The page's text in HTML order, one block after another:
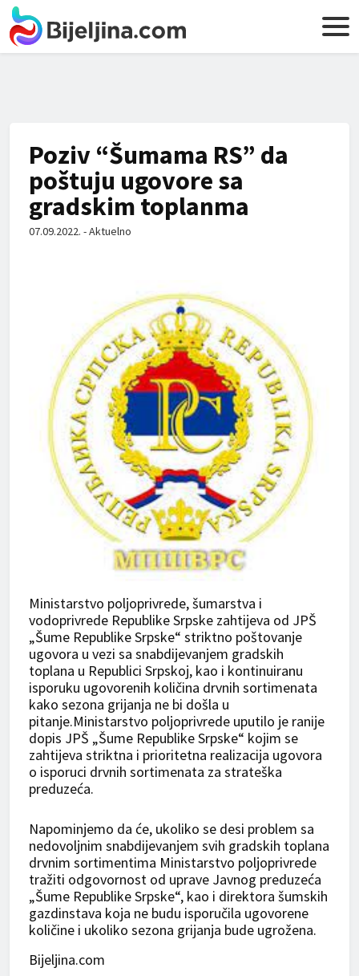
Poziv “Šumama RS” da
poštuju ugovore sa
gradskim toplanma
07.09.2022. - Aktuelno
Ministarstvo poljoprivrede, šumarstva i
vodoprivrede Republike Srpske zahtijeva od JPŠ
„Šume Republike Srpske“ striktno poštovanje
ugovora u vezi sa snabdijevanjem gradskih
toplana u Republici Srpskoj, kao i kontinuiranu
isporuku ugovorenih količina drvnih sortimenata
kako sezona grijanja ne bi došla u
pitanje.Ministarstvo poljoprivrede uputilo je ranije
dopis JPŠ „Šume Republike Srpske“ kojim se
zahtijeva striktna i prioritetna realizacija ugovora
o isporuci drvnih sortimenata za strateška
preduzeća.
Napominjemo da će, ukoliko se desi problem sa
nedovoljnim snabdijevanjem svih gradskih toplana
drvnim sortimentima Ministarstvo poljoprivrede
tražiti odgovornost od uprave Javnog preduzeća
„Šume Republike Srpske“, kao i direktora šumskih
gazdinstava koja ne budu isporučila ugovorene
količine i ukoliko sezona grijanja bude ugrožena.
Bijeljina.com